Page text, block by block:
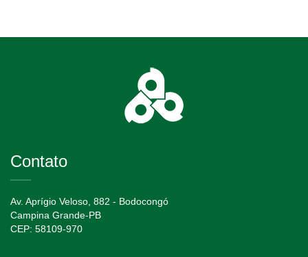
Contato
Av. Aprígio Veloso, 882 - Bodocongó
Campina Grande-PB
CEP: 58109-970